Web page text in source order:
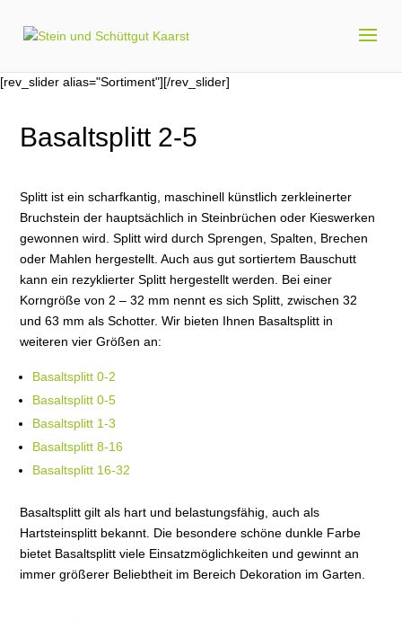
[rev_slider alias="Sortiment"][/rev_slider]
Basaltsplitt 2-5
Splitt ist ein scharfkantig, maschinell künstlich zerkleinerter
Bruchstein der hauptsächlich in Steinbrüchen oder Kieswerken
gewonnen wird. Splitt wird durch Sprengen, Spalten, Brechen
oder Mahlen hergestellt. Auch aus gut sortiertem Bauschutt
kann ein rezyklierter Splitt hergestellt werden. Bei einer
Korngröße von 2 – 32 mm nennt es sich Splitt, zwischen 32
und 63 mm als Schotter. Wir bieten Ihnen Basaltsplitt in
weiteren vier Größen an:
Basaltsplitt 0-2
Basaltsplitt 0-5
Basaltsplitt 1-3
Basaltsplitt 8-16
Basaltsplitt 16-32
Basaltsplitt gilt als hart und belastungsfähig, auch als
Hartsteinsplitt bekannt. Die besondere schöne dunkle Farbe
bietet Basaltsplitt viele Einsatzmöglichkeiten und gewinnt an
immer größerer Beliebtheit im Bereich Dekoration im Garten.